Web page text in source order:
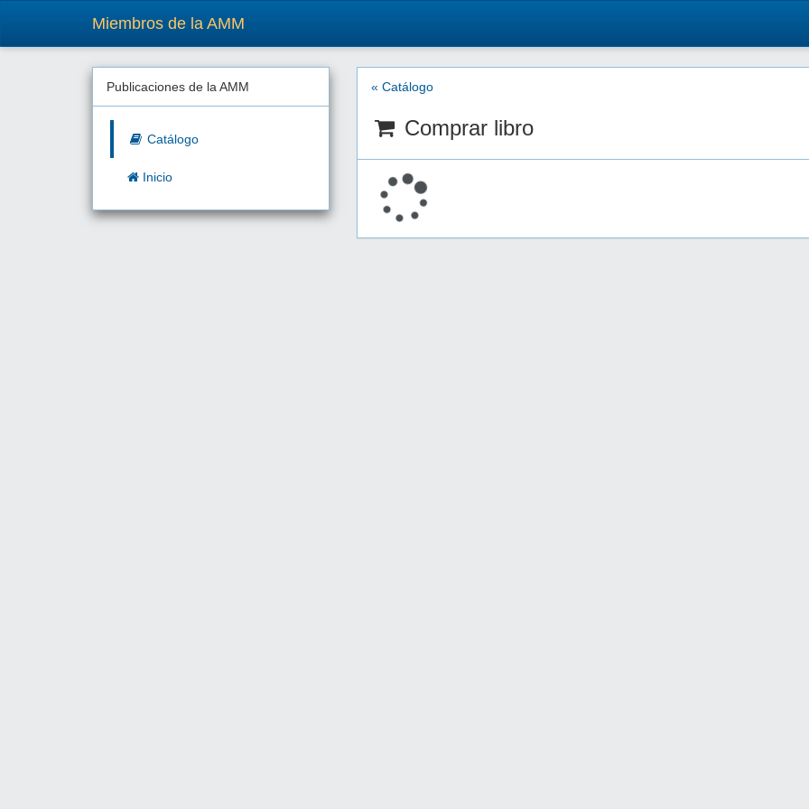
Miembros de la AMM
Publicaciones de la AMM
Catálogo
Inicio
« Catálogo
Comprar libro